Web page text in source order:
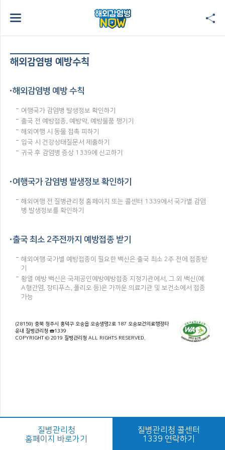
해외감염병 예방수칙
해외감염병 예방 수칙
여행국가 감염병 발생정보 확인하기
출국 전 예방접종, 예방약, 예방물품 챙기기
해외여행 시 동물 접촉 피하기
입국 시 건강상태질문서 제출하기
귀국 후 감염병 증상 1339에 신고하기
여행국가 감염병 발생정보 확인하기
해외여행 전 질병관리청 홈페이지 또는 콜센터 1339에서 국가별 감염
병 발생정보를 확인하기
출국 최소 2주전까지 예방접종 받기
해외여행 국가별 예방접종이 필요한 백신은 출국 최소 2주 전에 접종받
기
황열 예방 백신은 국제공인예방예방접종 지정기관에서, 그 외 백신(예:
A형간염, 장티푸스, 폴리오 등)은 가까운 의료기관 및 보건소에서 접종
가능
(28159) 충북 청주시 흥덕구 오송읍 오송생명2로 187 오송보건의료행정타
운내 질병관리청 ☎1339
COPYRIGHT © 2019 질병관리청 ALL RIGHTS RESERVED.
질병관리청
홈페이지 바로가기
질병관리청 콜센터
1339 연락하기